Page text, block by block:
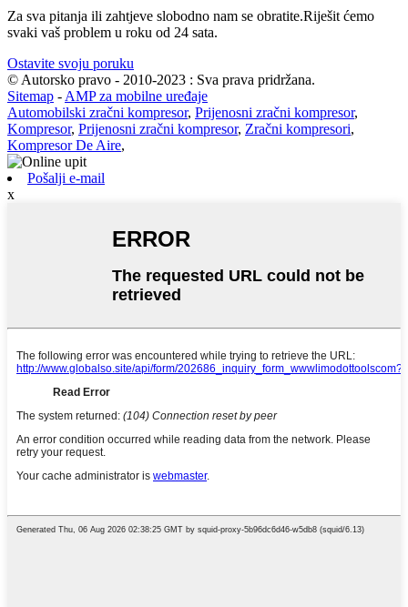
Za sva pitanja ili zahtjeve slobodno nam se obratite.Riješit ćemo
svaki vaš problem u roku od 24 sata.
Ostavite svoju poruku
© Autorsko pravo - 2010-2023 : Sva prava pridržana.
Sitemap - AMP za mobilne uređaje
Automobilski zračni kompresor, Prijenosni zračni kompresor,
Kompresor, Prijenosni zračni kompresor, Zračni kompresori,
Kompresor De Aire,
Pošalji e-mail
x